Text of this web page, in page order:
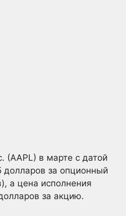
(AAPL) в марте с датой
долларов за опционный
а цена исполнения
за акцию.